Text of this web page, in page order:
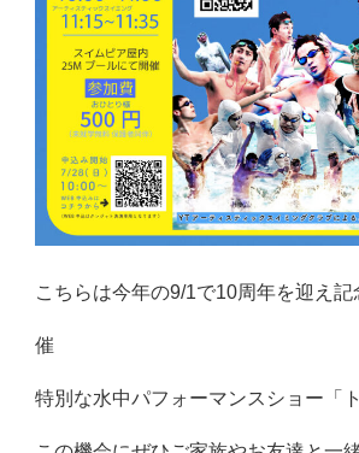
こちらは今年の9/1で10周年を迎え記
催
特別な水中パフォーマンスショー「